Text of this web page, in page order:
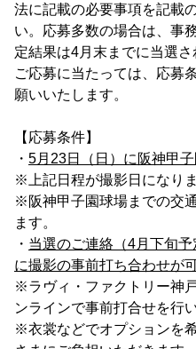
法に記載の必要事項を記載
い。応募多数の場合は、事
定結果は4月末までに当選さ
ご応募に当たっては、応募
願いいたします。
【応募条件】
・ 5月23日（日）に阪神甲
※上記日程が撮影日になりま
※阪神甲子園球場までの交
ます。
・ 当選のご連絡（4月下旬
に撮影の事前打ち合わせが
※ラヴィ・ファクトリー神
ンラインで事前打合せを行
※衣裳などでオプションを